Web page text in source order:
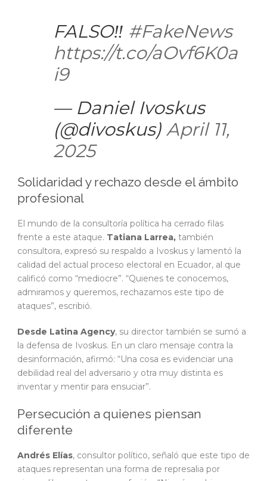
FALSO‼️ #FakeNews
https://t.co/aOvf6K0a
i9
— Daniel Ivoskus
(@divoskus) April 11,
2025
Solidaridad y rechazo desde el ámbito
profesional
El mundo de la consultoría política ha cerrado filas
frente a este ataque. Tatiana Larrea, también
consultora, expresó su respaldo a Ivoskus y lamentó la
calidad del actual proceso electoral en Ecuador, al que
calificó como “mediocre”. “Quienes te conocemos,
admiramos y queremos, rechazamos este tipo de
ataques”, escribió.
Desde Latina Agency, su director también se sumó a
la defensa de Ivoskus. En un claro mensaje contra la
desinformación, afirmó: “Una cosa es evidenciar una
debilidad real del adversario y otra muy distinta es
inventar y mentir para ensuciar”.
Persecución a quienes piensan
diferente
Andrés Elías, consultor político, señaló que este tipo de
ataques representan una forma de represalia por